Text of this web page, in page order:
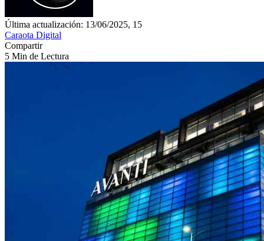
Última actualización: 13/06/2025, 15
Caraota Digital
Compartir
5 Min de Lectura